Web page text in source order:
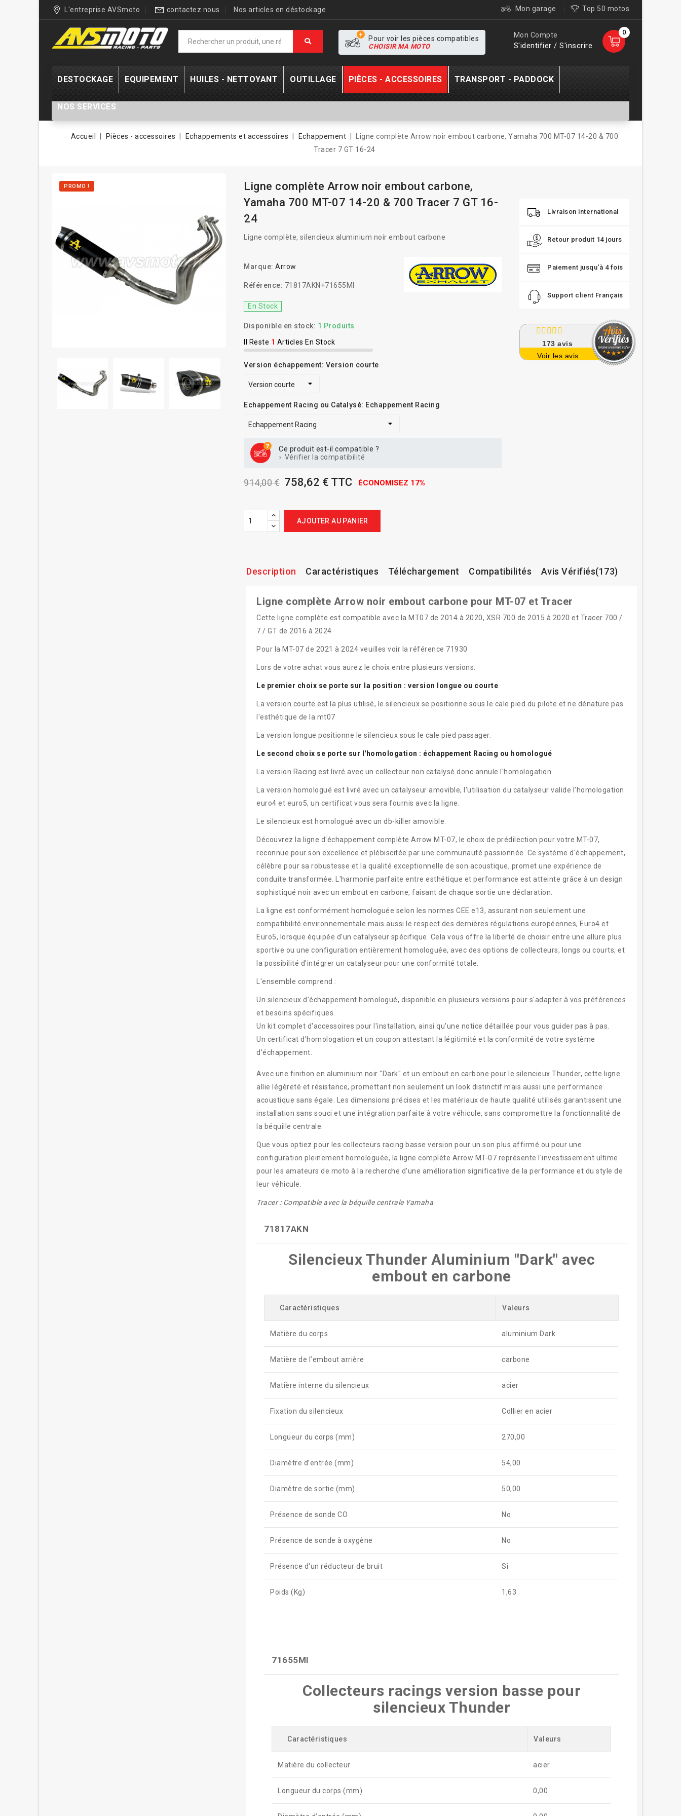
L'entreprise AVSmoto contactez nous Nos articles en déstockage Mon garage Top 50 motos
0
Mon Compte
S'identifier / S'inscrire
Pour voir les pièces compatibles
CHOISIR MA MOTO
DESTOCKAGE EQUIPEMENT HUILES - NETTOYANT OUTILLAGE PIÈCES - ACCESSOIRES TRANSPORT - PADDOCK
NOS SERVICES
Accueil Pièces - accessoires Echappements et accessoires Echappement
Ligne complète Arrow noir embout carbone, Yamaha 700 MT-07 14-20 & 700
Tracer 7 GT 16-24
PROMO !
Ligne complète Arrow noir embout carbone,
Yamaha 700 MT-07 14-20 & 700 Tracer 7 GT 16-
24
Ligne complète, silencieux aluminium noir embout carbone
Marque: Arrow
Référence: 71817AKN+71655MI
En Stock
Disponible en stock: 1 Produits
Il Reste 1 Articles En Stock
Version échappement: Version courte
Echappement Racing ou Catalysé: Echappement Racing
Ce produit est-il compatible ?
Vérifier la compatibilité
914,00 € 758,62 € TTC ÉCONOMISEZ 17%
AJOUTER AU PANIER
Livraison international
Retour produit 14 jours
Paiement jusqu'à 4 fois
Support client Français
173avis
Voir les avis
Description Caractéristiques Téléchargement Compatibilités Avis Vérifiés(173)
Ligne complète Arrow noir embout carbone pour MT-07 et Tracer
Cette ligne complète est compatible avec la MT07 de 2014 à 2020, XSR 700 de 2015 à 2020 et Tracer 700 /
7 / GT de 2016 à 2024
Pour la MT-07 de 2021 à 2024 veuilles voir la référence 71930
Lors de votre achat vous aurez le choix entre plusieurs versions.
Le premier choix se porte sur la position : version longue ou courte
La version courte est la plus utilisé, le silencieux se positionne sous le cale pied du pilote et ne dénature pas
l'esthétique de la mt07
La version longue positionne le silencieux sous le cale pied passager.
Le second choix se porte sur l'homologation : échappement Racing ou homologué
La version Racing est livré avec un collecteur non catalysé donc annule l'homologation
La version homologué est livré avec un catalyseur amovible, l'utilisation du catalyseur valide l'homologation
euro4 et euro5, un certificat vous sera fournis avec la ligne.
Le silencieux est homologué avec un db-killer amovible.
Découvrez la ligne d'échappement complète Arrow MT-07, le choix de prédilection pour votre MT-07,
reconnue pour son excellence et plébiscitée par une communauté passionnée. Ce système d'échappement,
célèbre pour sa robustesse et la qualité exceptionnelle de son acoustique, promet une expérience de
conduite transformée. L'harmonie parfaite entre esthétique et performance est atteinte grâce à un design
sophistiqué noir avec un embout en carbone, faisant de chaque sortie une déclaration.
La ligne est conformément homologuée selon les normes CEE e13, assurant non seulement une
compatibilité environnementale mais aussi le respect des dernières régulations européennes, Euro4 et
Euro5, lorsque équipée d'un catalyseur spécifique. Cela vous offre la liberté de choisir entre une allure plus
sportive ou une configuration entièrement homologuée, avec des options de collecteurs, longs ou courts, et
la possibilité d'intégrer un catalyseur pour une conformité totale.
L'ensemble comprend :
Un silencieux d'échappement homologué, disponible en plusieurs versions pour s'adapter à vos préférences
et besoins spécifiques.
Un kit complet d'accessoires pour l'installation, ainsi qu'une notice détaillée pour vous guider pas à pas.
Un certificat d'homologation et un coupon attestant la légitimité et la conformité de votre système
d'échappement.
Avec une finition en aluminium noir "Dark" et un embout en carbone pour le silencieux Thunder, cette ligne
allie légèreté et résistance, promettant non seulement un look distinctif mais aussi une performance
acoustique sans égale. Les dimensions précises et les matériaux de haute qualité utilisés garantissent une
installation sans souci et une intégration parfaite à votre véhicule, sans compromettre la fonctionnalité de
la béquille centrale.
Que vous optiez pour les collecteurs racing basse version pour un son plus affirmé ou pour une
configuration pleinement homologuée, la ligne complète Arrow MT-07 représente l'investissement ultime
pour les amateurs de moto à la recherche d'une amélioration significative de la performance et du style de
leur véhicule.
Tracer : Compatible avec la béquille centrale Yamaha
71817AKN
Silencieux Thunder Aluminium "Dark" avec
embout en carbone
Caractéristiques Valeurs
Matière du corps aluminium Dark
Matière de l’embout arrière carbone
Matière interne du silencieux acier
Fixation du silencieux Collier en acier
Longueur du corps (mm) 270,00
Diamètre d’entrée (mm) 54,00
Diamètre de sortie (mm) 50,00
Présence de sonde CO No
Présence de sonde à oxygène No
Présence d'un réducteur de bruit Si
Poids (Kg) 1,63
71655MI
Collecteurs racings version basse pour
silencieux Thunder
Caractéristiques Valeurs
Matière du collecteur acier
Longueur du corps (mm) 0,00